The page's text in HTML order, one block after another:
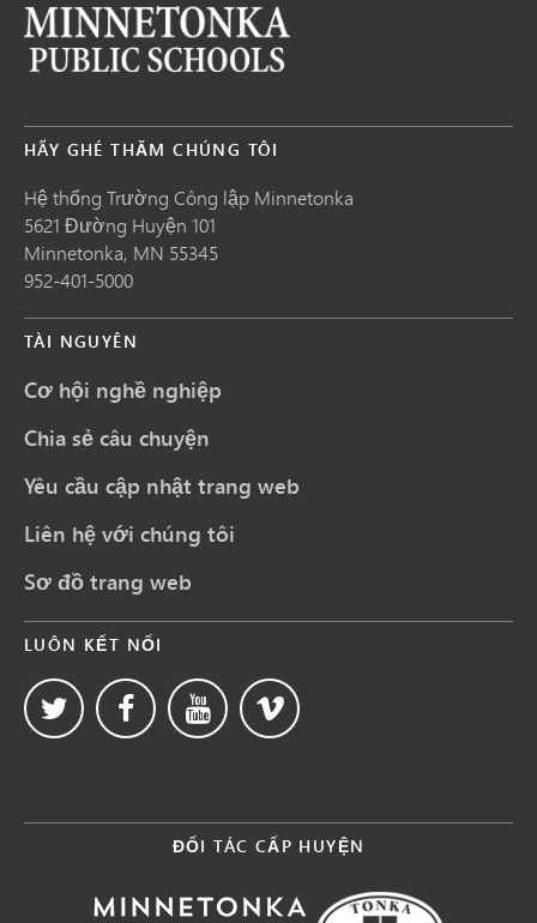
HÃY GHÉ THĂM CHÚNG TÔI
Hệ thống Trường Công lập Minnetonka
5621 Đường Huyện 101
Minnetonka, MN 55345
952-401-5000
TÀI NGUYÊN
Cơ hội nghề nghiệp
Chia sẻ câu chuyện
Yêu cầu cập nhật trang web
Liên hệ với chúng tôi
Sơ đồ trang web
LUÔN KẾT NỐI
ĐỐI TÁC CẤP HUYỆN